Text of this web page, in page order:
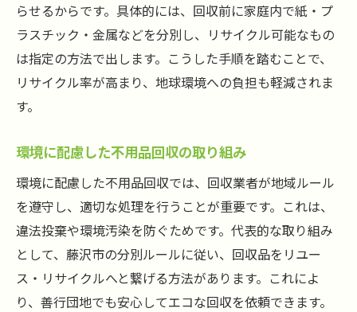
らせるからです。具体的には、回収前に家庭内で紙・プ
ラスチック・金属などを分別し、リサイクル可能なもの
は指定の方法で出します。こうした手順を踏むことで、
リサイクル率が高まり、地球環境への負担も軽減されま
す。
環境に配慮した不用品回収の取り組み
環境に配慮した不用品回収では、回収業者が地域ルール
を遵守し、適切な処理を行うことが重要です。これは、
違法投棄や環境汚染を防ぐためです。代表的な取り組み
として、藤沢市の分別ルールに従い、回収品をリユー
ス・リサイクルへと繋げる方法があります。これによ
り、善行団地でも安心してエコな回収を依頼できます。